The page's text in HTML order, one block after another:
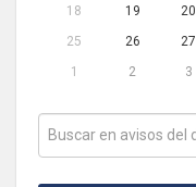
18
19 20
25
26 27
1
2 3